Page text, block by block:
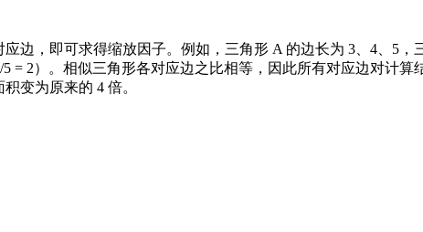
边，即可求得缩放因子。例如，三角形 A 的边长为 3、4、5，
5 = 2）。相似三角形各对应边之比相等，因此所有对应边对计
变为原来的 4 倍。